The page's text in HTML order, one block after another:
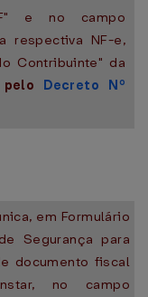
e no campo
respectiva NF-e,
Contribuinte" da
Decreto Nº
em Formulário
Segurança para
documento fiscal
no campo